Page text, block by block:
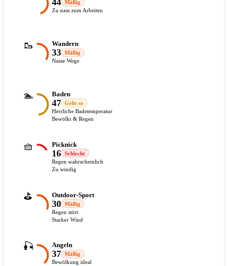
44
Mäßig
Zu nass zum Arbeiten
🥾 Wandern
33
Mäßig
Nasse Wege
🏊 Baden
47
Geht so
Herrliche Badetemperatur
Bewölkt & Regen
🧺 Picknick
16
Schlecht
Regen wahrscheinlich
Zu windig
⛳ Outdoor-Sport
30
Mäßig
Regen stört
Starker Wind
🎣 Angeln
37
Mäßig
Bewölkung ideal